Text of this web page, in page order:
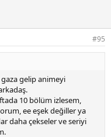
#95
gelip animeyi
10 bölüm izlesem,
ee eşek değiller ya
daha çekseler ve seriyi